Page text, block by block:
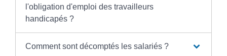
l'obligation d'emploi des travailleurs
handicapés ?
Comment sont décomptés les salariés ?